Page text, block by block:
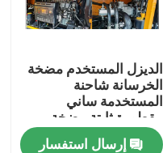
الديزل المستخدم مضخة
الخرسانة شاحنة
المستخدمة ساني
مقطورة ثابتة مضخة
الخرسانة 18mpa
إرسال استفسار